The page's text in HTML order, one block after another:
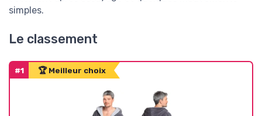
simples.
Le classement
#1 🏆 Meilleur choix